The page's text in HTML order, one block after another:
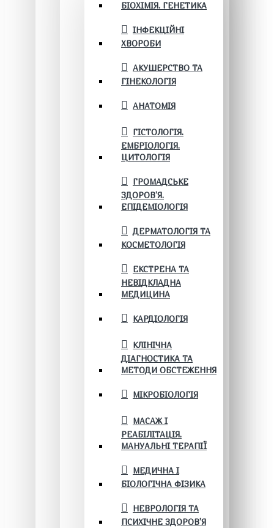
БІОХІМІЯ. ГЕНЕТИКА
ІНФЕКЦІЙНІ
ХВОРОБИ
АКУШЕРСТВО ТА
ГІНЕКОЛОГІЯ
АНАТОМІЯ
ГІСТОЛОГІЯ.
ЕМБРІОЛОГІЯ.
ЦИТОЛОГІЯ
ГРОМАДСЬКЕ
ЗДОРОВ’Я.
ЕПІДЕМІОЛОГІЯ
ДЕРМАТОЛОГІЯ ТА
КОСМЕТОЛОГІЯ
ЕКСТРЕНА ТА
НЕВІДКЛАДНА
МЕДИЦИНА
КАРДІОЛОГІЯ
КЛІНІЧНА
ДІАГНОСТИКА ТА
МЕТОДИ ОБСТЕЖЕННЯ
МІКРОБІОЛОГІЯ
МАСАЖ І
РЕАБІЛІТАЦІЯ.
МАНУАЛЬНІ ТЕРАПІЇ
МЕДИЧНА І
БІОЛОГІЧНА ФІЗИКА
НЕВРОЛОГІЯ ТА
ПСИХІЧНЕ ЗДОРОВ’Я